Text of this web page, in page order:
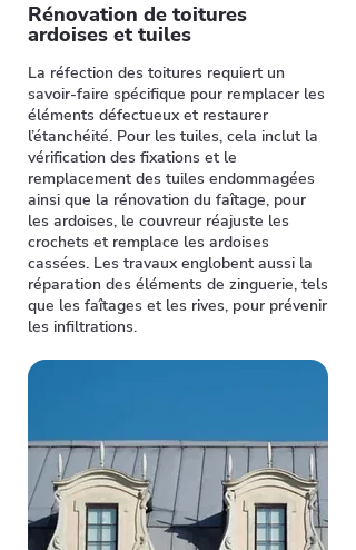
Rénovation de toitures
ardoises et tuiles
La réfection des toitures requiert un
savoir-faire spécifique pour remplacer les
éléments défectueux et restaurer
l’étanchéité. Pour les tuiles, cela inclut la
vérification des fixations et le
remplacement des tuiles endommagées
ainsi que la rénovation du faîtage, pour
les ardoises, le couvreur réajuste les
crochets et remplace les ardoises
cassées. Les travaux englobent aussi la
réparation des éléments de zinguerie, tels
que les faîtages et les rives, pour prévenir
les infiltrations.